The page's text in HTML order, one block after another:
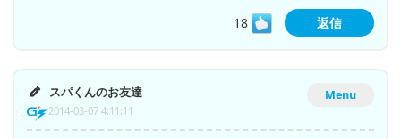
18
返信
Menu
スパくんのお友達
2014-03-07 4:11:11